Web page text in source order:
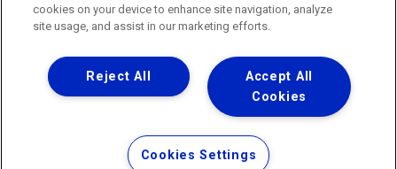
Copyright © 2026 - Todos os Direitos Reservados.
Nossa natureza movimenta a vida
Termos Gerais de Uso de Sites e Aplicativos
Política de Privacidade e Proteção de Dados
cookies on your device to enhance site navigation, analyze
site usage, and assist in our marketing efforts.
Accept All
Cookies
Reject All
Cookies Settings